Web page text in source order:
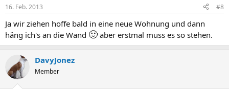
16. Feb. 2013 #8
Ja wir ziehen hoffe bald in eine neue Wohnung und dann
häng ich's an die Wand 🙂 aber erstmal muss es so stehen.
DavyJonez
Member